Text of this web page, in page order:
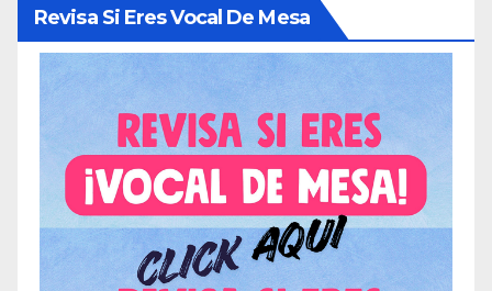
Revisa Si Eres Vocal De Mesa